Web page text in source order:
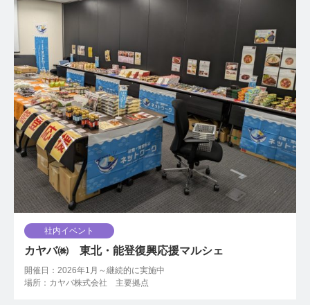
社内イベント
カヤバ㈱ 東北・能登復興応援マルシェ
開催日：2026年1月～継続的に実施中
場所：カヤバ株式会社 主要拠点